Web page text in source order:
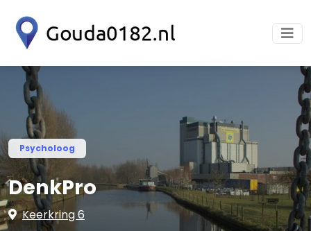
Psycholoog
DenkPro
Keerkring 6